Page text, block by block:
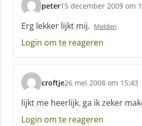
peter
s
c
h
r
e
f
:
15 december 2009 om
Erg lekker lijkt mij. Melden
Login om te reageren
croftje
s
c
h
r
26 mei 2008 om 15:43
lijkt me heerlijk. ga ik zeker
Login om te reageren